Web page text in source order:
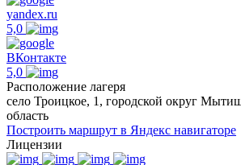
yandex.ru
5,0
ВКонтакте
5,0
Расположение лагеря
село Троицкое, 1, городской округ
область
Построить маршрут в Яндекс навигаторе
Лицензии